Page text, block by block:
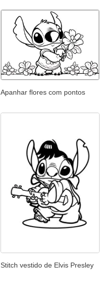
Apanhar flores com pontos
Stitch vestido de Elvis Presley